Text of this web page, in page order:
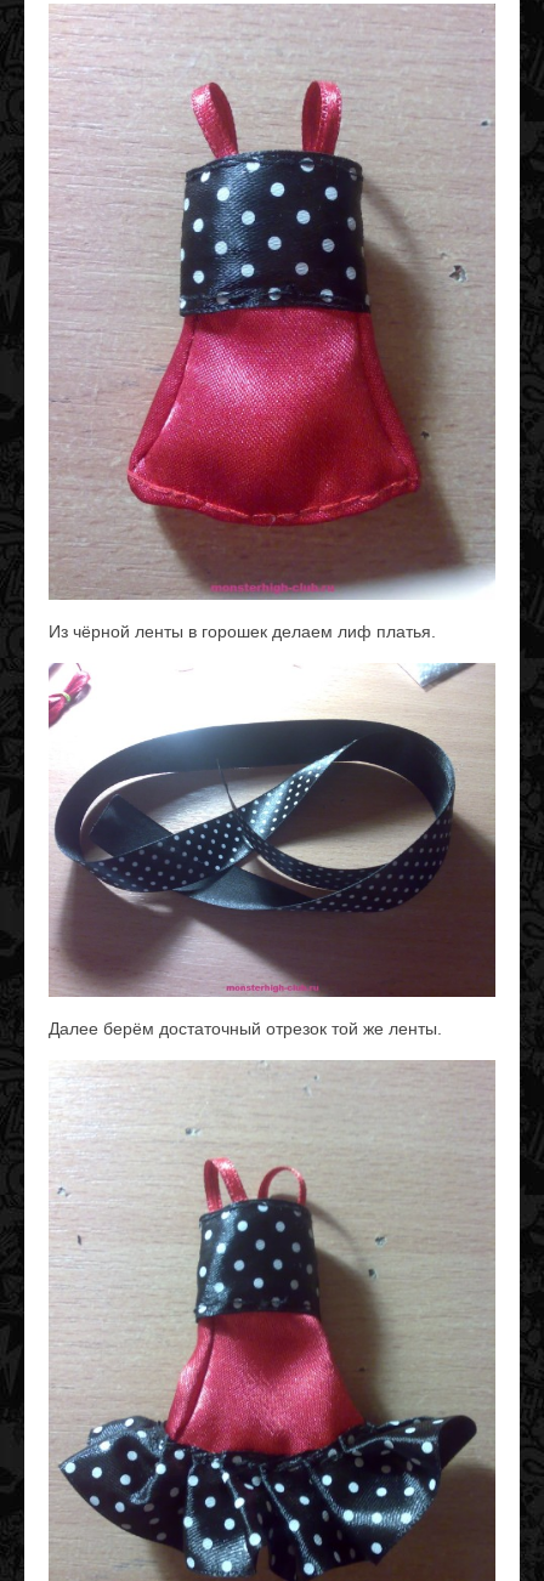
Из чёрной ленты в горошек делаем лиф платья.
Далее берём достаточный отрезок той же ленты.